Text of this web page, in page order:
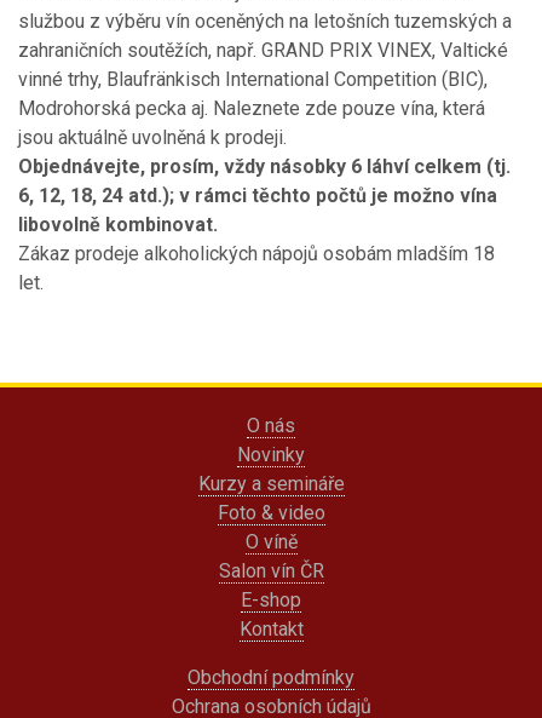
službou z výběru vín oceněných na letošních tuzemských a
zahraničních soutěžích, např. GRAND PRIX VINEX, Valtické
vinné trhy, Blaufränkisch International Competition (BIC),
Modrohorská pecka aj. Naleznete zde pouze vína, která
jsou aktuálně uvolněná k prodeji.
Objednávejte, prosím, vždy násobky 6 láhví celkem (tj.
6, 12, 18, 24 atd.); v rámci těchto počtů je možno vína
libovolně kombinovat.
Zákaz prodeje alkoholických nápojů osobám mladším 18
let.
O nás
Novinky
Kurzy a semináře
Foto & video
O víně
Salon vín ČR
E-shop
Kontakt
Obchodní podmínky
Ochrana osobních údajů